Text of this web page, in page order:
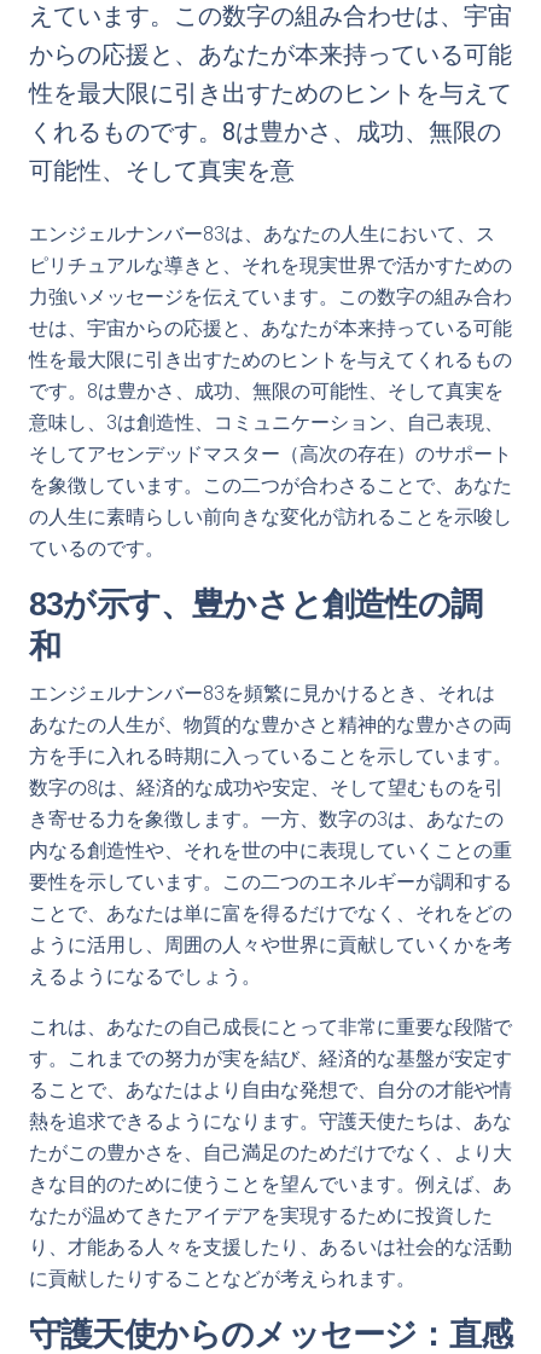
えています。この数字の組み合わせは、宇宙
からの応援と、あなたが本来持っている可能
性を最大限に引き出すためのヒントを与えて
くれるものです。8は豊かさ、成功、無限の
可能性、そして真実を意
エンジェルナンバー83は、あなたの人生において、ス
ピリチュアルな導きと、それを現実世界で活かすための
力強いメッセージを伝えています。この数字の組み合わ
せは、宇宙からの応援と、あなたが本来持っている可能
性を最大限に引き出すためのヒントを与えてくれるもの
です。8は豊かさ、成功、無限の可能性、そして真実を
意味し、3は創造性、コミュニケーション、自己表現、
そしてアセンデッドマスター（高次の存在）のサポート
を象徴しています。この二つが合わさることで、あなた
の人生に素晴らしい前向きな変化が訪れることを示唆し
ているのです。
83が示す、豊かさと創造性の調
和
エンジェルナンバー83を頻繁に見かけるとき、それは
あなたの人生が、物質的な豊かさと精神的な豊かさの両
方を手に入れる時期に入っていることを示しています。
数字の8は、経済的な成功や安定、そして望むものを引
き寄せる力を象徴します。一方、数字の3は、あなたの
内なる創造性や、それを世の中に表現していくことの重
要性を示しています。この二つのエネルギーが調和する
ことで、あなたは単に富を得るだけでなく、それをどの
ように活用し、周囲の人々や世界に貢献していくかを考
えるようになるでしょう。
これは、あなたの自己成長にとって非常に重要な段階で
す。これまでの努力が実を結び、経済的な基盤が安定す
ることで、あなたはより自由な発想で、自分の才能や情
熱を追求できるようになります。守護天使たちは、あな
たがこの豊かさを、自己満足のためだけでなく、より大
きな目的のために使うことを望んでいます。例えば、あ
なたが温めてきたアイデアを実現するために投資した
り、才能ある人々を支援したり、あるいは社会的な活動
に貢献したりすることなどが考えられます。
守護天使からのメッセージ：直感